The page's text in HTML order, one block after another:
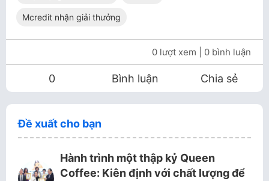
Mcredit nhận giải thưởng
0 lượt xem | 0 bình luận
0 Bình luận Chia sẻ
Đề xuất cho bạn
Hành trình một thập kỷ Queen
Coffee: Kiên định với chất lượng để